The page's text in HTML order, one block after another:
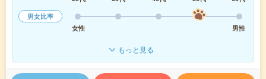
男女比率
女性
男性
もっと見る